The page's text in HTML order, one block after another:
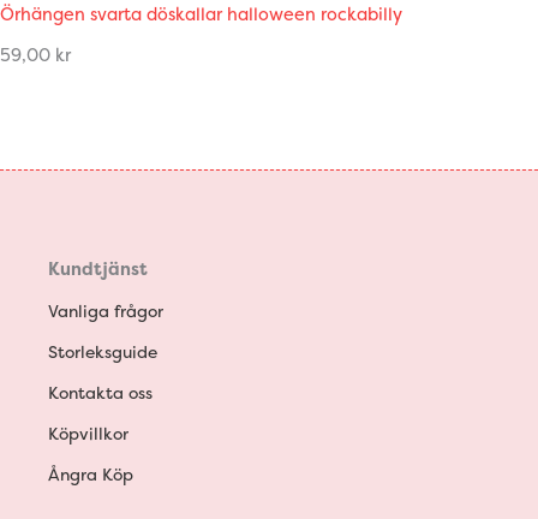
Örhängen svarta döskallar halloween rockabilly
59,00 kr
Kundtjänst
Vanliga frågor
Storleksguide
Kontakta oss
Köpvillkor
Ångra Köp